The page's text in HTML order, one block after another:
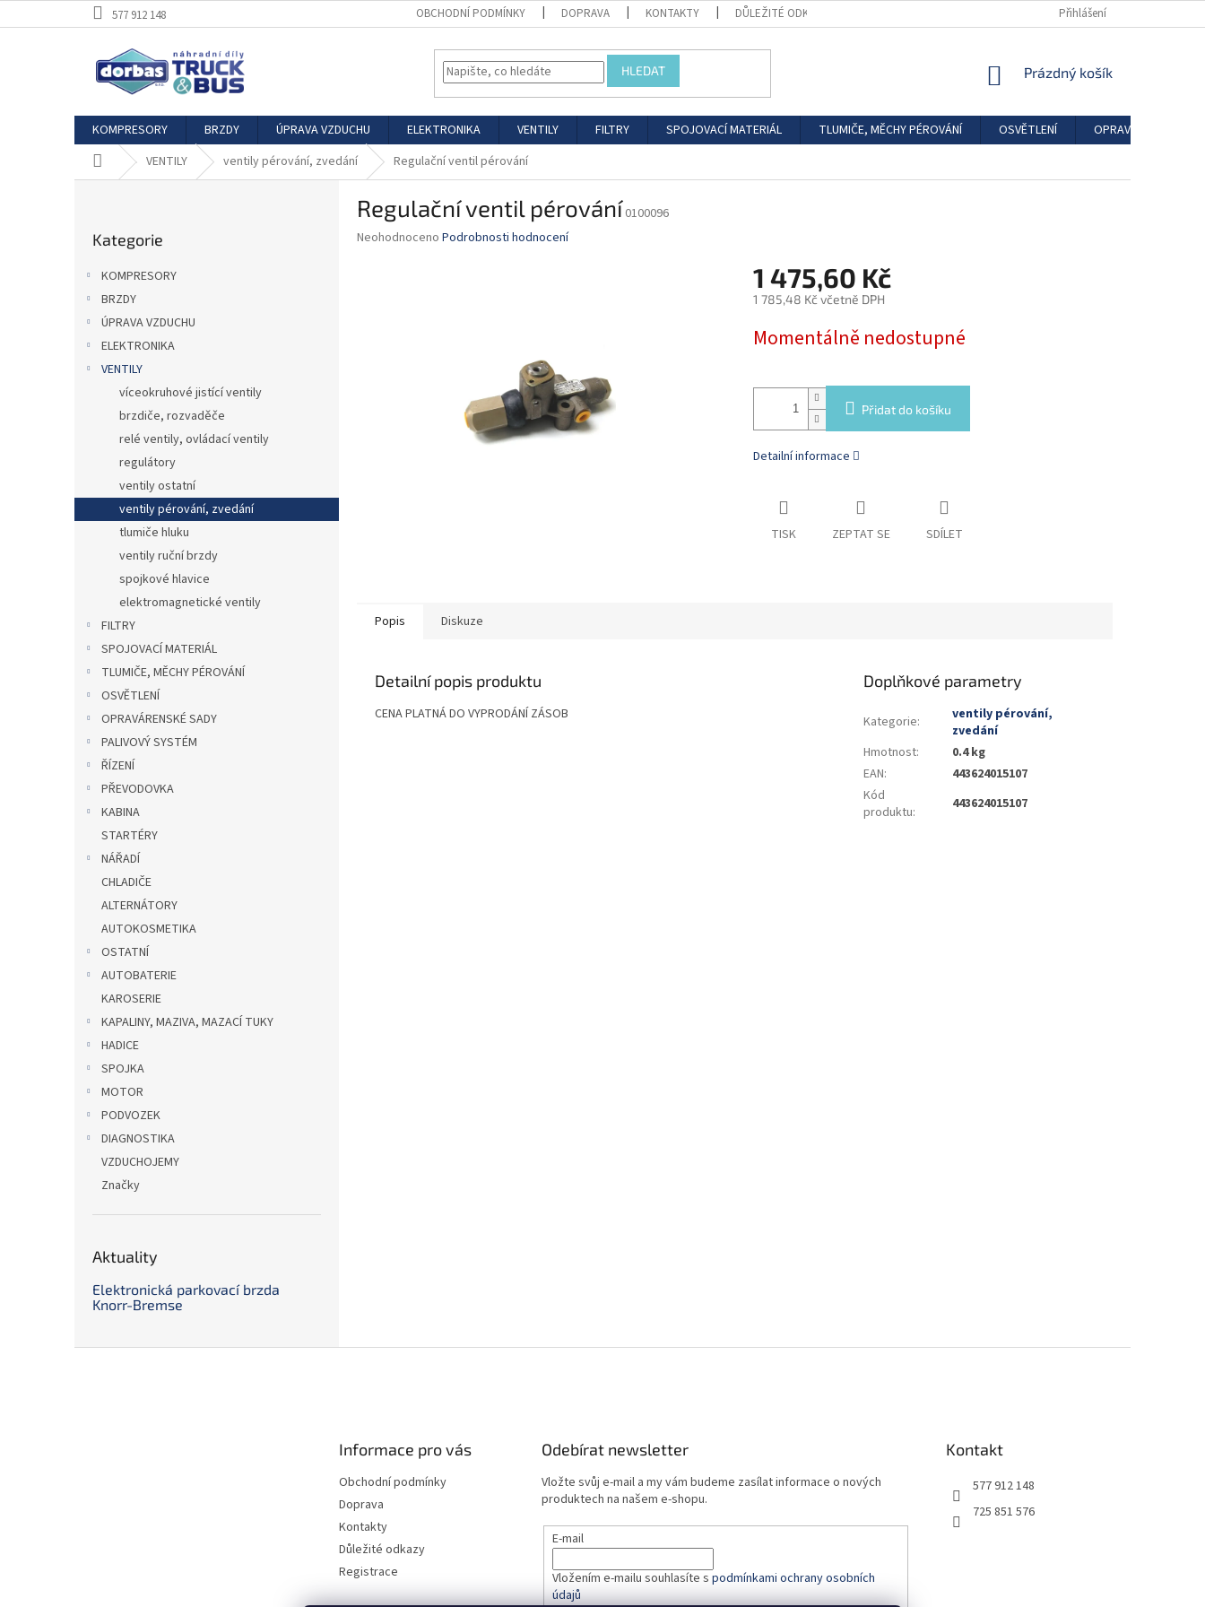
na
577 912 148 OBCHODNÍ PODMÍNKY DOPRAVA KONTAKTY DŮLEŽITÉ ODKAZY Přihlášení
HLEDAT
NÁKUPNÍ
Prázdný košík
KOMPRESORY BRZDY ÚPRAVA VZDUCHU ELEKTRONIKA VENTILY FILTRY SPOJOVACÍ MATERIÁL TLUMIČE, MĚCHY PÉROVÁNÍ OSVĚTLENÍ
OPRAVÁRENSKÉ
Domů VENTILY ventily pérování, zvedání Regulační ventil pérování
kategorie
Kategorie
KOMPRESORY
BRZDY
ÚPRAVA VZDUCHU
ELEKTRONIKA
VENTILY
víceokruhové jistící ventily
brzdiče, rozvaděče
relé ventily, ovládací ventily
regulátory
ventily ostatní
ventily pérování, zvedání
tlumiče hluku
ventily ruční brzdy
spojkové hlavice
elektromagnetické ventily
FILTRY
SPOJOVACÍ MATERIÁL
TLUMIČE, MĚCHY PÉROVÁNÍ
OSVĚTLENÍ
OPRAVÁRENSKÉ SADY
PALIVOVÝ SYSTÉM
ŘÍZENÍ
PŘEVODOVKA
KABINA
STARTÉRY
NÁŘADÍ
CHLADIČE
ALTERNÁTORY
AUTOKOSMETIKA
OSTATNÍ
AUTOBATERIE
KAROSERIE
KAPALINY, MAZIVA, MAZACÍ TUKY
HADICE
SPOJKA
MOTOR
PODVOZEK
DIAGNOSTIKA
VZDUCHOJEMY
Značky
Aktuality
Elektronická parkovací brzda
Knorr-Bremse
Regulační ventil pérování 0100096
Průměrné
Neohodnoceno Podrobnosti hodnocení
1 475,60 Kč
1 785,48 Kč včetně DPH
cena:
Momentálně nedostupné
Přidat do košíku
Detailní informace
TISK ZEPTAT SE SDÍLET
Popis Diskuze
Detailní popis produktu
CENA PLATNÁ DO VYPRODÁNÍ ZÁSOB
Doplňkové parametry
Kategorie:
ventily pérování,
zvedání
Hmotnost:
0.4 kg
EAN:
443624015107
Kód
produktu: 443624015107
Informace pro vás
Obchodní podmínky
Doprava
Kontakty
Důležité odkazy
Registrace
Odebírat newsletter
Vložte svůj e-mail a my vám budeme zasílat informace o nových
produktech na našem e-shopu.
E-mail
Vložením e-mailu souhlasíte s podmínkami ochrany osobních
údajů
Kontakt
577 912 148
725 851 576